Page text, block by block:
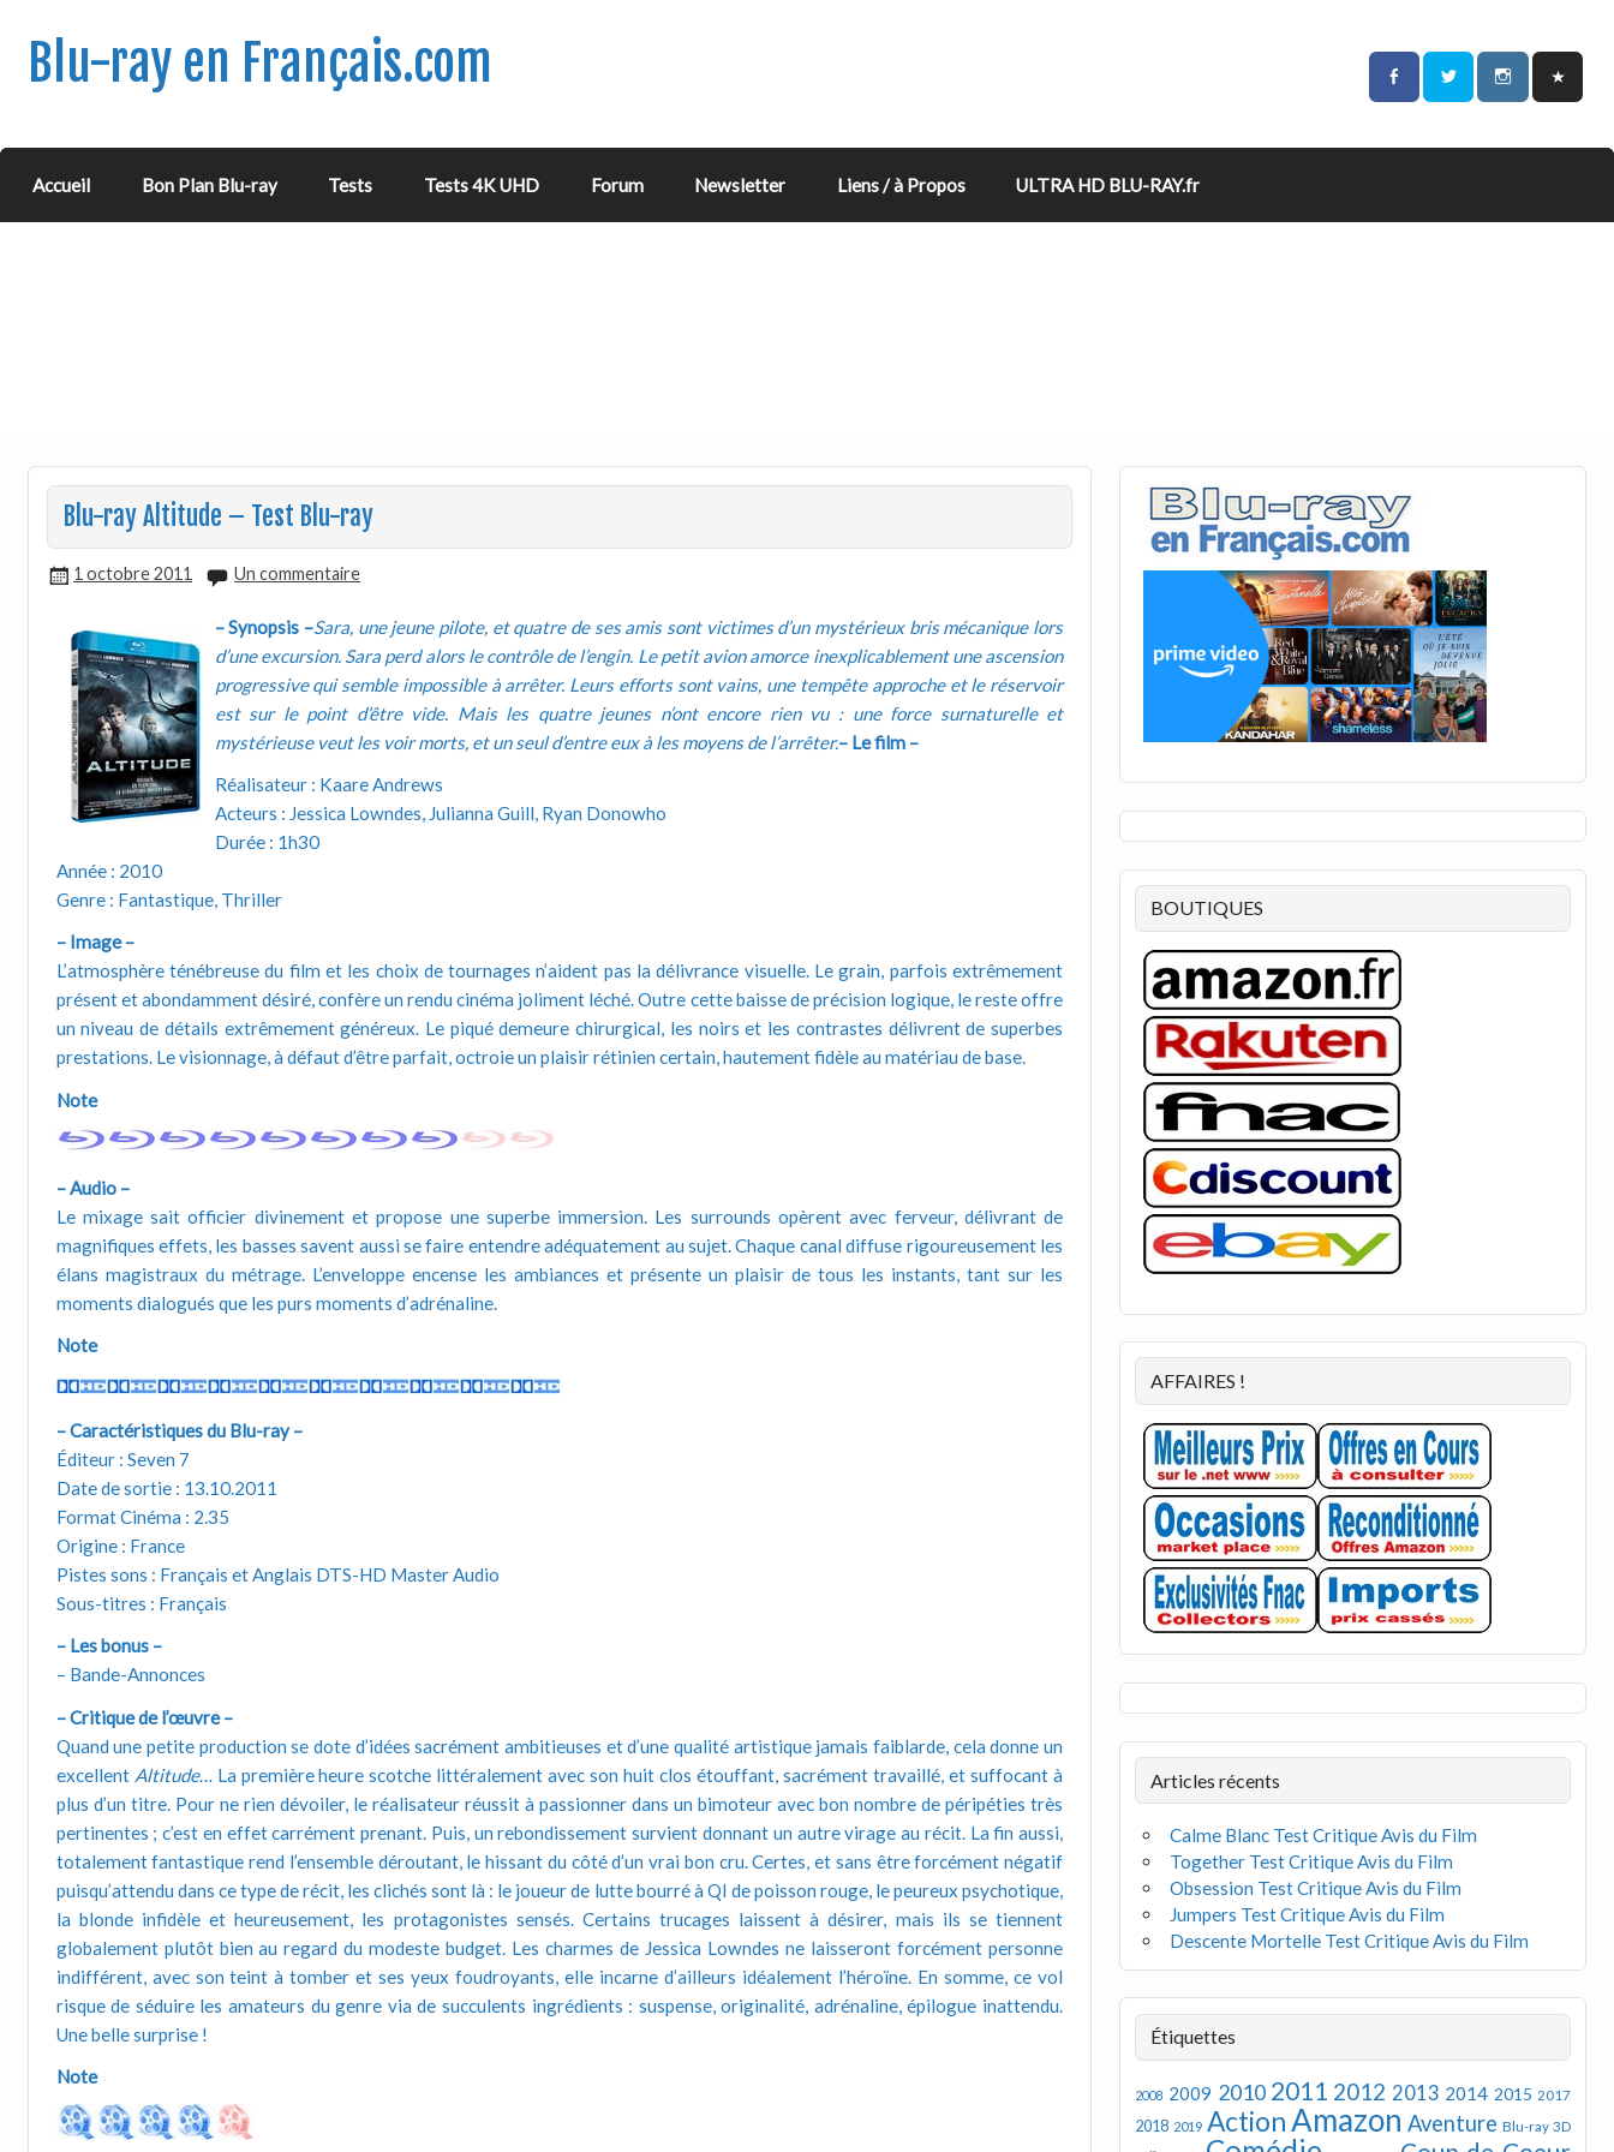
Blu-ray en Français.com
Accueil Bon Plan Blu-ray Tests Tests 4K UHD Forum Newsletter Liens / à Propos ULTRA HD BLU-RAY.fr
Blu-ray Altitude – Test Blu-ray
1 octobre 2011 Un commentaire
– Synopsis –Sara, une jeune pilote, et quatre de ses amis sont victimes d’un mystérieux bris mécanique lors
d’une excursion. Sara perd alors le contrôle de l’engin. Le petit avion amorce inexplicablement une ascension
progressive qui semble impossible à arrêter. Leurs efforts sont vains, une tempête approche et le réservoir
est sur le point d’être vide. Mais les quatre jeunes n’ont encore rien vu : une force surnaturelle et
mystérieuse veut les voir morts, et un seul d’entre eux à les moyens de l’arrêter.– Le film –
Réalisateur : Kaare Andrews
Acteurs : Jessica Lowndes, Julianna Guill, Ryan Donowho
Durée : 1h30
Année : 2010
Genre : Fantastique, Thriller
– Image –
L’atmosphère ténébreuse du film et les choix de tournages n’aident pas la délivrance visuelle. Le grain, parfois extrêmement
présent et abondamment désiré, confère un rendu cinéma joliment léché. Outre cette baisse de précision logique, le reste offre
un niveau de détails extrêmement généreux. Le piqué demeure chirurgical, les noirs et les contrastes délivrent de superbes
prestations. Le visionnage, à défaut d’être parfait, octroie un plaisir rétinien certain, hautement fidèle au matériau de base.
Note
– Audio –
Le mixage sait officier divinement et propose une superbe immersion. Les surrounds opèrent avec ferveur, délivrant de
magnifiques effets, les basses savent aussi se faire entendre adéquatement au sujet. Chaque canal diffuse rigoureusement les
élans magistraux du métrage. L’enveloppe encense les ambiances et présente un plaisir de tous les instants, tant sur les
moments dialogués que les purs moments d’adrénaline.
Note
– Caractéristiques du Blu-ray –
Éditeur : Seven 7
Date de sortie : 13.10.2011
Format Cinéma : 2.35
Origine : France
Pistes sons : Français et Anglais DTS-HD Master Audio
Sous-titres : Français
– Les bonus –
– Bande-Annonces
– Critique de l’œuvre –
Quand une petite production se dote d’idées sacrément ambitieuses et d’une qualité artistique jamais faiblarde, cela donne un
excellent Altitude… La première heure scotche littéralement avec son huit clos étouffant, sacrément travaillé, et suffocant à
plus d’un titre. Pour ne rien dévoiler, le réalisateur réussit à passionner dans un bimoteur avec bon nombre de péripéties très
pertinentes ; c’est en effet carrément prenant. Puis, un rebondissement survient donnant un autre virage au récit. La fin aussi,
totalement fantastique rend l’ensemble déroutant, le hissant du côté d’un vrai bon cru. Certes, et sans être forcément négatif
puisqu’attendu dans ce type de récit, les clichés sont là : le joueur de lutte bourré à QI de poisson rouge, le peureux psychotique,
la blonde infidèle et heureusement, les protagonistes sensés. Certains trucages laissent à désirer, mais ils se tiennent
globalement plutôt bien au regard du modeste budget. Les charmes de Jessica Lowndes ne laisseront forcément personne
indifférent, avec son teint à tomber et ses yeux foudroyants, elle incarne d’ailleurs idéalement l’héroïne. En somme, ce vol
risque de séduire les amateurs du genre via de succulents ingrédients : suspense, originalité, adrénaline, épilogue inattendu.
Une belle surprise !
Note
BOUTIQUES
AFFAIRES !
Articles récents
Calme Blanc Test Critique Avis du Film
Together Test Critique Avis du Film
Obsession Test Critique Avis du Film
Jumpers Test Critique Avis du Film
Descente Mortelle Test Critique Avis du Film
Étiquettes
2008 2009 2010 2011 2012 2013 2014 2015 2017
2018 2019 ActionAmazon Aventure Blu-ray 3D